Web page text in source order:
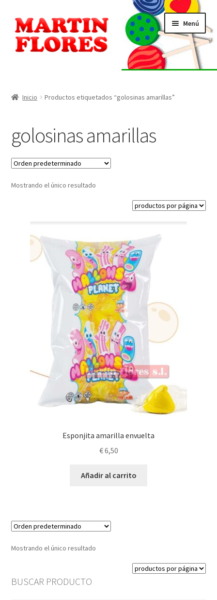
Ir
la
navegación
Ir
al
contenido
Menú
Tienda
Localización
Inicio Productos etiquetados “golosinas amarillas”
golosinas amarillas
Mostrando el único resultado
Esponjita amarilla envuelta
€6,50
Añadir al carrito
Mostrando el único resultado
BUSCAR PRODUCTO